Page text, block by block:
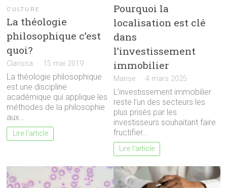
CULTURE
La théologie
philosophique c’est
quoi?
Clarissa 15 mai 2019
La théologie philosophique
est une discipline
académique qui applique les
méthodes de la philosophie
aux…
Lire l'article
Pourquoi la
localisation est clé
dans
l’investissement
immobilier
Marise 4 mars 2025
L’investissement immobilier
reste l’un des secteurs les
plus prisés par les
investisseurs souhaitant faire
fructifier…
Lire l'article